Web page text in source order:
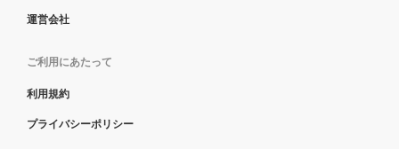
運営会社
ご利用にあたって
利用規約
プライバシーポリシー